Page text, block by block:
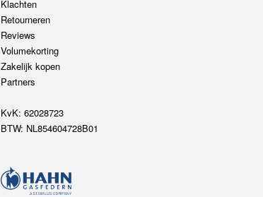
Klachten
Retourneren
Reviews
Volumekorting
Zakelijk kopen
Partners
KvK: 62028723
BTW: NL854604728B01